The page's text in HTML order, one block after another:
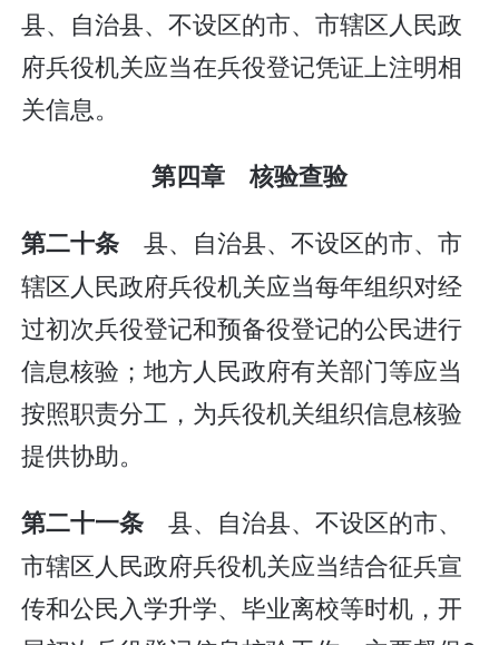
县、自治县、不设区的市、市辖区人民政
府兵役机关应当在兵役登记凭证上注明相
关信息。
第四章 核验查验
第二十条 县、自治县、不设区的市、市
辖区人民政府兵役机关应当每年组织对经
过初次兵役登记和预备役登记的公民进行
信息核验；地方人民政府有关部门等应当
按照职责分工，为兵役机关组织信息核验
提供协助。
第二十一条 县、自治县、不设区的市、
市辖区人民政府兵役机关应当结合征兵宣
传和公民入学升学、毕业离校等时机，开